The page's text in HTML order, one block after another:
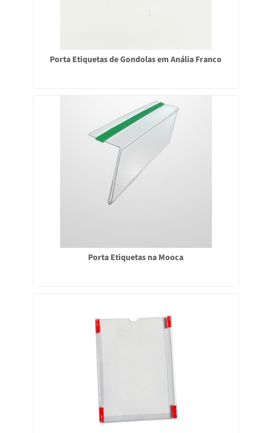
Porta Etiquetas de Gondolas em Anália Franco
Porta Etiquetas na Mooca